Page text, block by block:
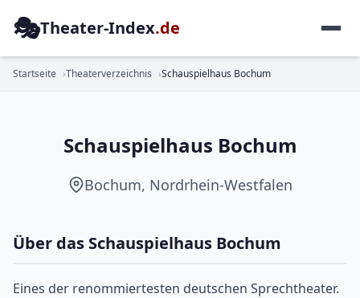
🎭Theater-Index.de
Startseite Theaterverzeichnis Schauspielhaus Bochum
SCHAUSPIEL
Schauspielhaus Bochum
Bochum, Nordrhein-Westfalen
Über das Schauspielhaus Bochum
Eines der renommiertesten deutschen Sprechtheater.